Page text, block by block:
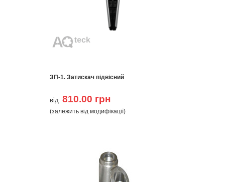
ЗП-1. Затискач підвісний
від 810.00 грн
(залежить від модифікації)